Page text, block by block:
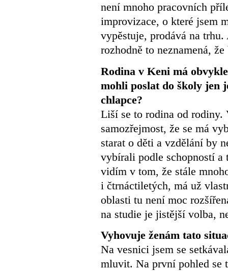
není mnoho pracovních
improvizace, o které jsem
vypěstuje, prodává na
rozhodně to neznamená,
Rodina v Keni má
mohli poslat do školy jen
chlapce?
Liší se to rodina od rodiny.
samozřejmost, že se má
starat o děti a vzdělání by
vybírali podle schopností a
vidím v tom, že stále
i čtrnáctiletých, má už
oblasti tu není moc
na studie je jistější volba,
Vyhovuje ženám tato
Na vesnici jsem se
mluvit. Na první pohled se